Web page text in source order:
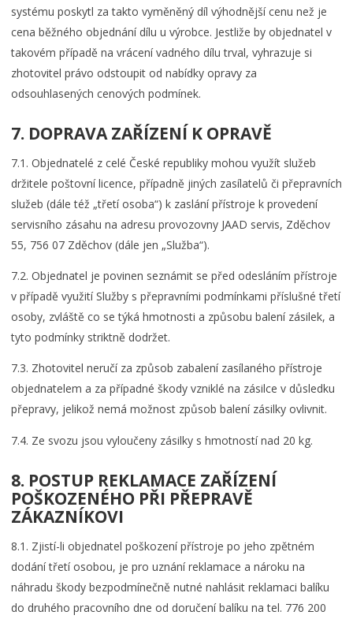
systému poskytl za takto vyměněný díl výhodnější cenu než je
cena běžného objednání dílu u výrobce. Jestliže by objednatel v
takovém případě na vrácení vadného dílu trval, vyhrazuje si
zhotovitel právo odstoupit od nabídky opravy za
odsouhlasených cenových podmínek.
7. DOPRAVA ZAŘÍZENÍ K OPRAVĚ
7.1. Objednatelé z celé České republiky mohou využít služeb
držitele poštovní licence, případně jiných zasílatelů či přepravních
služeb (dále též „třetí osoba“) k zaslání přístroje k provedení
servisního zásahu na adresu provozovny JAAD servis, Zděchov
55, 756 07 Zděchov (dále jen „Služba“).
7.2. Objednatel je povinen seznámit se před odesláním přístroje
v případě využití Služby s přepravními podmínkami příslušné třetí
osoby, zvláště co se týká hmotnosti a způsobu balení zásilek, a
tyto podmínky striktně dodržet.
7.3. Zhotovitel neručí za způsob zabalení zasílaného přístroje
objednatelem a za případné škody vzniklé na zásilce v důsledku
přepravy, jelikož nemá možnost způsob balení zásilky ovlivnit.
7.4. Ze svozu jsou vyloučeny zásilky s hmotností nad 20 kg.
8. POSTUP REKLAMACE ZAŘÍZENÍ
POŠKOZENÉHO PŘI PŘEPRAVĚ
ZÁKAZNÍKOVI
8.1. Zjistí-li objednatel poškození přístroje po jeho zpětném
dodání třetí osobou, je pro uznání reklamace a nároku na
náhradu škody bezpodmínečně nutné nahlásit reklamaci balíku
do druhého pracovního dne od doručení balíku na tel. 776 200